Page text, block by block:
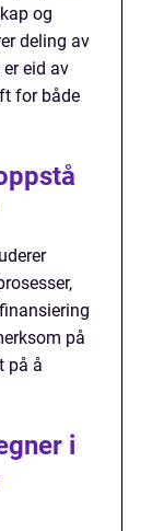
og
deling av
eid av
for både
på
på å
i